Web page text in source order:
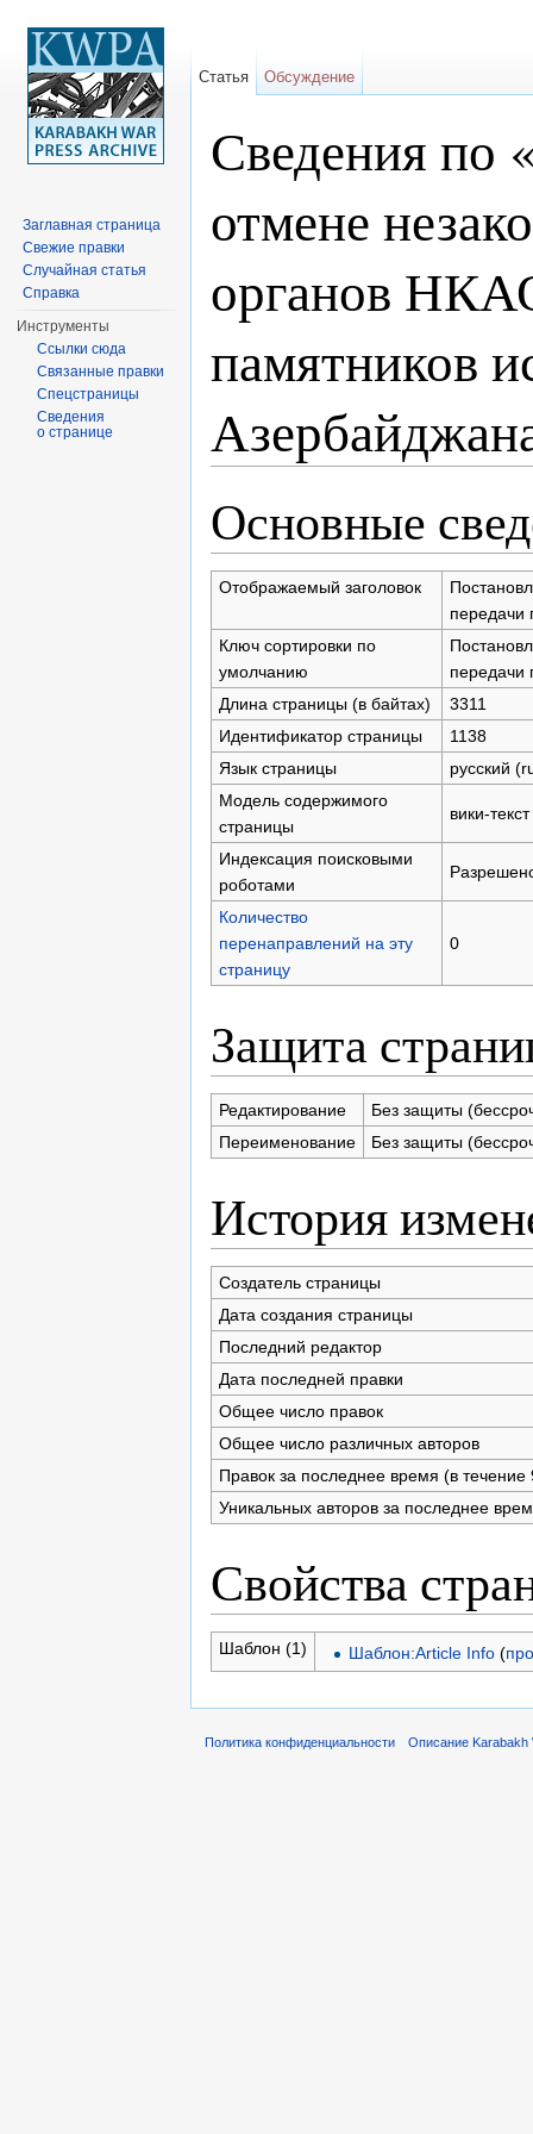
Сведения по
отмене
органов
памятников
Основные
Отображаемый заголовок
передачи
Ключ сортировки по
умолчанию
передачи
Длина страницы (в байтах)
3311
Идентификатор страницы
1138
Язык страницы
русский
Модель содержимого
страницы
вики-текст
Индексация поисковыми
роботами
Количество
перенаправлений на эту
страницу
0
Защита
Редактирование
Без защиты
Переименование
Без защиты
История
Создатель страницы
Дата создания страницы
Последний редактор
Дата последней правки
Общее число правок
Общее число различных авторов
Правок за последнее время (в течение
Уникальных авторов за последнее
Свойства
Шаблон (1) Шаблон:Article Info(
Статья Обсуждение
Заглавная страница
Свежие правки
Случайная статья
Справка
Инструменты
Ссылки сюда
Связанные правки
Спецстраницы
Сведения
о странице
Политика конфиденциальности Описание Karabakh